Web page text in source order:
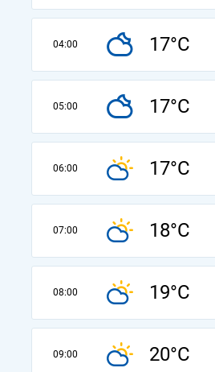
04:00 17°C
05:00 17°C
06:00 17°C
07:00 18°C
08:00 19°C
09:00 20°C